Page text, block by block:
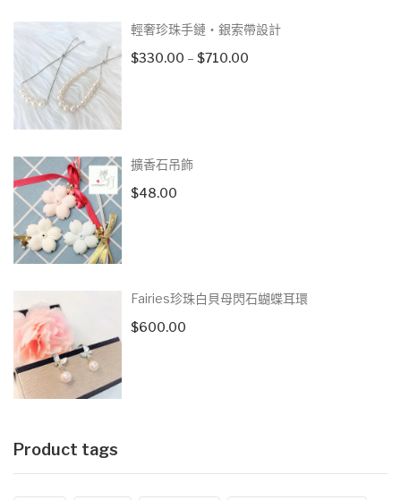
輕奢珍珠手鏈‧銀索帶設計
$330.00 – $710.00Price
擴香石吊飾
$48.00
Fairies珍珠白貝母閃石蝴蝶耳環
$600.00
Product tags